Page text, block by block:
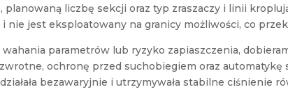
planowaną liczbę sekcji oraz typ zraszaczy i linii
jest eksploatowany na granicy możliwości, co
parametrów lub ryzyko zapiaszczenia,
ochronę przed suchobiegiem oraz
bezawaryjnie i utrzymywała stabilne ciśnienie